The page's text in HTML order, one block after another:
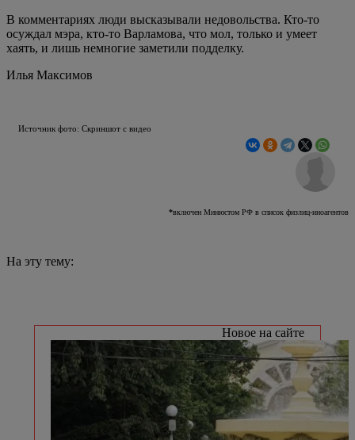
В комментариях люди высказывали недовольства. Кто-то
осуждал мэра, кто-то Варламова, что мол, только и умеет
хаять, и лишь немногие заметили подделку.
Илья Максимов
Источник фото: Скриншот с видео
*включен Минюстом РФ в список физлиц-иноагентов
На эту тему:
Новое на сайте